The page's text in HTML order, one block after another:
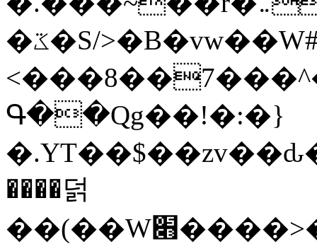
�ػ�S/>�B�vw��W#�I��*]\W��)Ħ�1��fC}
Գ��Qg��!�:�}
����덝
��(��W׋����>��O>�d�%Y�@�@ڻ<�z{rc&׻��z�����AeK�^�����������˩t��=x~